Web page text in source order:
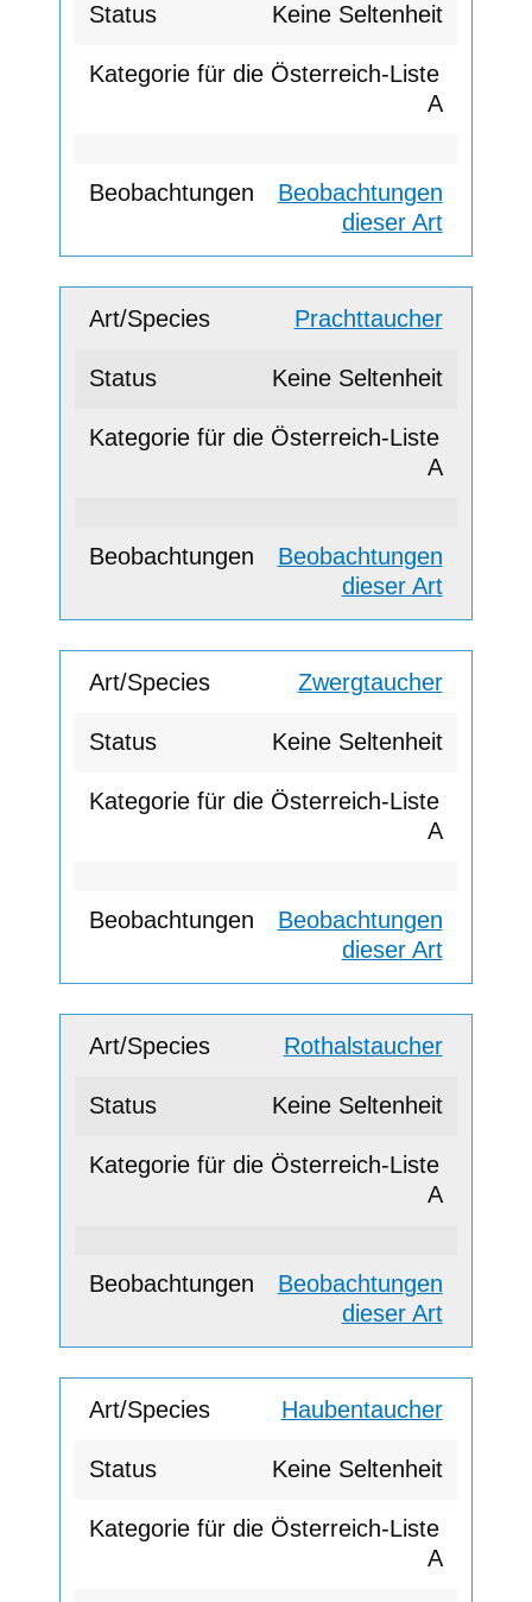
Keine Seltenheit
A
Beobachtungen
dieser Art
Prachttaucher
Keine Seltenheit
A
Beobachtungen
dieser Art
Zwergtaucher
Keine Seltenheit
A
Beobachtungen
dieser Art
Rothalstaucher
Keine Seltenheit
A
Beobachtungen
dieser Art
Haubentaucher
Keine Seltenheit
A